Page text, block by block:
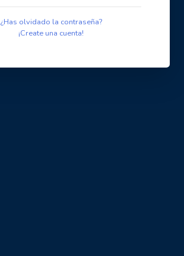
¿Has olvidado la contraseña?
¡Create una cuenta!